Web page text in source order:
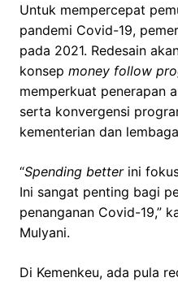
Untuk mempercepat
pandemi Covid-19,
pada 2021. Redesain
konsep money follow
memperkuat penerapan
serta konvergensi
kementerian dan
“Spending betterini
Ini sangat penting bagi
penanganan Covid-19,”
Mulyani.
Di Kemenkeu, ada pula